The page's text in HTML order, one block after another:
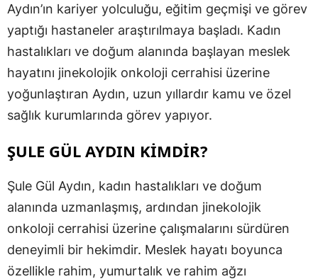
Aydın’ın kariyer yolculuğu, eğitim geçmişi ve görev
yaptığı hastaneler araştırılmaya başladı. Kadın
hastalıkları ve doğum alanında başlayan meslek
hayatını jinekolojik onkoloji cerrahisi üzerine
yoğunlaştıran Aydın, uzun yıllardır kamu ve özel
sağlık kurumlarında görev yapıyor.
ŞULE GÜL AYDIN KİMDİR?
Şule Gül Aydın, kadın hastalıkları ve doğum
alanında uzmanlaşmış, ardından jinekolojik
onkoloji cerrahisi üzerine çalışmalarını sürdüren
deneyimli bir hekimdir. Meslek hayatı boyunca
özellikle rahim, yumurtalık ve rahim ağzı